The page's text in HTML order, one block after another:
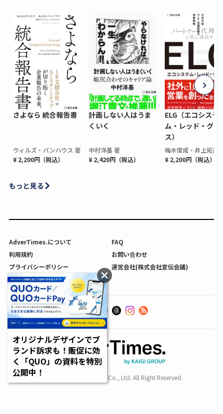
さよなら 統合報告書
ウィルズ・パンハウス 著
¥ 2,200円（税込）
計画しない人はうま
くいく
中村洋基 著
¥ 2,420円（税込）
ELG（エコシステ
ム・レッド・グロ
ス）
梅木俊成・井上拓海
¥ 2,200円（税込）
もっと見る
AdverTimes.について
FAQ
利用規約
お問い合わせ
プライバシーポリシー
運営会社(株式会社宣伝会議)
利用者情報の外部送信について
Copyright SENDENKAIGI Co., Ltd. All Right Reserved.
オリジナルデザインでブ
ランド訴求も！販促に効
く「QUO」の資料を特別
公開中！